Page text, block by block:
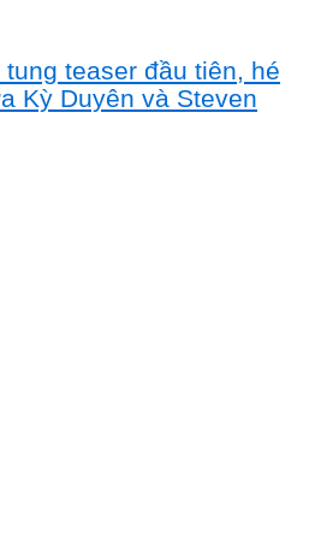
tung teaser đầu tiên, hé
Kỳ Duyên và Steven